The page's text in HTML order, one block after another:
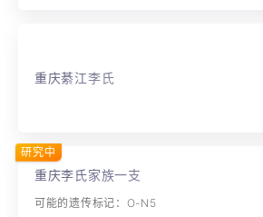
重庆綦江李氏
重庆李氏家族一支
可能的遗传标记：O-N5
研究中